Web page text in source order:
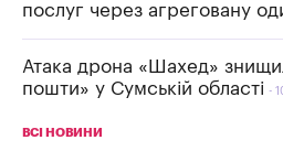
послуг через агреговану
Атака дрона «Шахед»
пошти» у Сумській області
ВСІ НОВИНИ